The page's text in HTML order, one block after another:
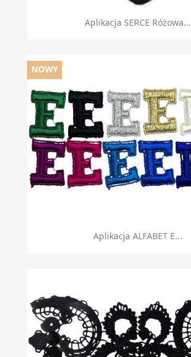
Aplikacja SERCE Różowa...
Aplikacja ALFABET E...
NOWY